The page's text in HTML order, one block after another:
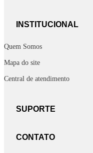
INSTITUCIONAL
Quem Somos
Mapa do site
Central de atendimento
SUPORTE
CONTATO